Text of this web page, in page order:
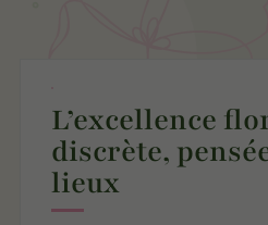
L’excellence
discrète,
lieux